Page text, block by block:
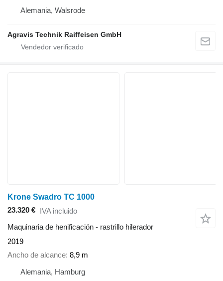
Alemania, Walsrode
Agravis Technik Raiffeisen GmbH
Krone Swadro TC 1000
23.320 € IVA incluido
Maquinaria de henificación - rastrillo hilerador
2019
Ancho de alcance 8,9 m
Alemania, Hamburg